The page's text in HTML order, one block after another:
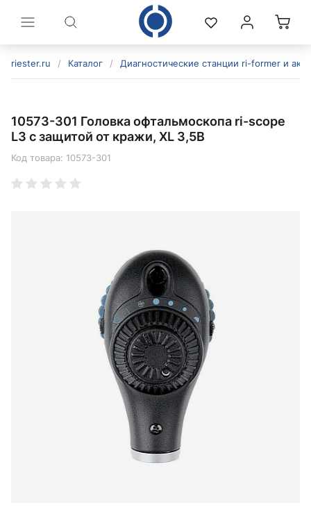
riester.ru / Каталог / Диагностические станции ri-former и
10573-301 Головка офтальмоскопа ri-scope
L3 с защитой от кражи, XL 3,5В
Код товара: 10573-301
политикой конфиденциальности